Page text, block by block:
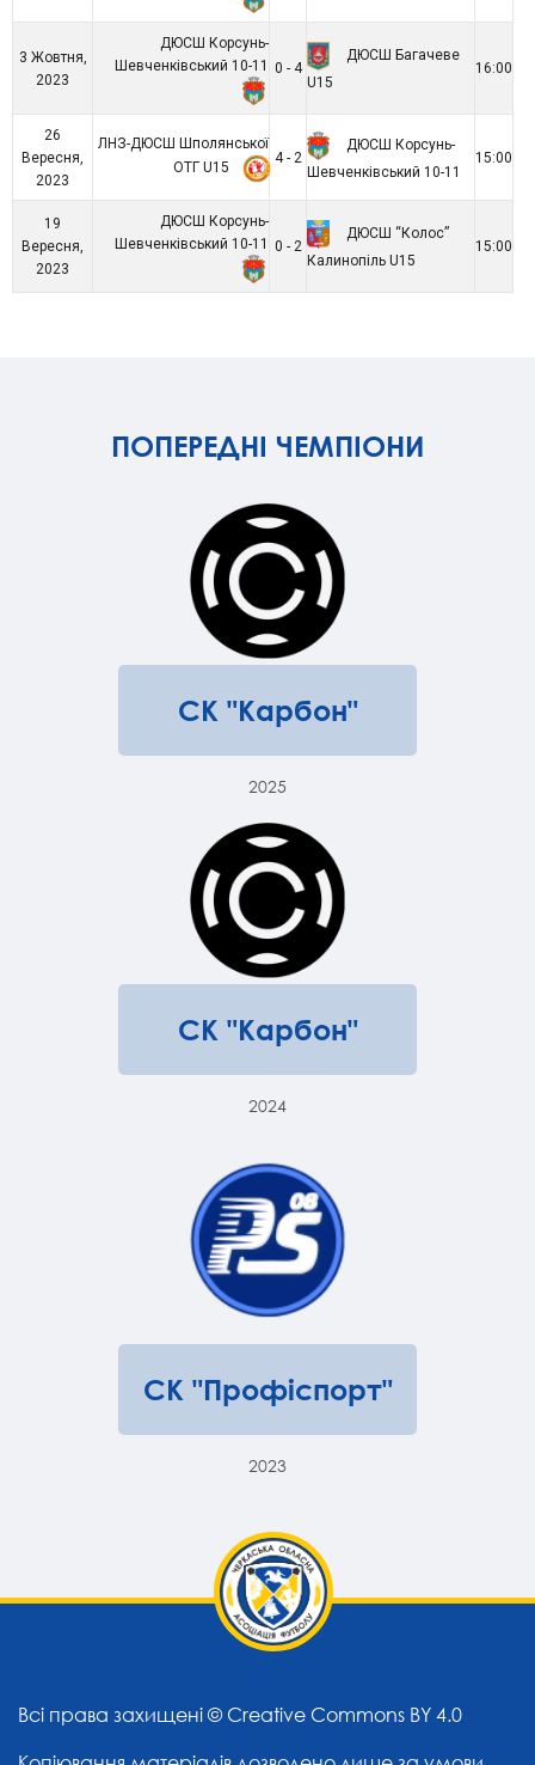
3 Жовтня,
2023
ДЮСШ Корсунь-
Шевченківський 10-11 0 - 4
ДЮСШ Багачеве
U15
16:00
26
Вересня,
2023
ЛНЗ-ДЮСШ Шполянської
ОТГ U15
4 - 2
ДЮСШ Корсунь-
Шевченківський 10-11
15:00
19
Вересня,
2023
ДЮСШ Корсунь-
Шевченківський 10-11 0 - 2
ДЮСШ “Колос”
Калинопіль U15
15:00
ПОПЕРЕДНІ ЧЕМПІОНИ
СК "Карбон"
2025
СК "Карбон"
2024
СК "Профіспорт"
2023
Всі права захищені © Creative Commons BY 4.0